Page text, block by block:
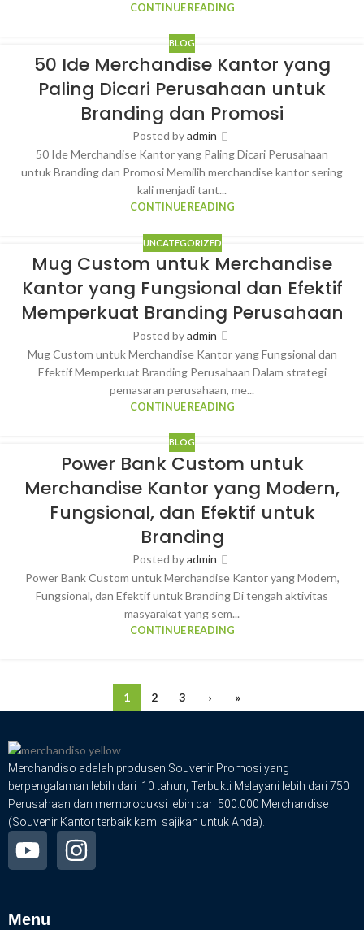
CONTINUE READING
BLOG
50 Ide Merchandise Kantor yang
Paling Dicari Perusahaan untuk
Branding dan Promosi
Posted byadmin
50 Ide Merchandise Kantor yang Paling Dicari Perusahaan
untuk Branding dan Promosi Memilih merchandise kantor sering
kali menjadi tant...
CONTINUE READING
UNCATEGORIZED
Mug Custom untuk Merchandise
Kantor yang Fungsional dan Efektif
Memperkuat Branding Perusahaan
Posted byadmin
Mug Custom untuk Merchandise Kantor yang Fungsional dan
Efektif Memperkuat Branding Perusahaan Dalam strategi
pemasaran perusahaan, me...
CONTINUE READING
BLOG
Power Bank Custom untuk
Merchandise Kantor yang Modern,
Fungsional, dan Efektif untuk
Branding
Posted byadmin
Power Bank Custom untuk Merchandise Kantor yang Modern,
Fungsional, dan Efektif untuk Branding Di tengah aktivitas
masyarakat yang sem...
CONTINUE READING
1 2 3 › »
Merchandiso adalah produsen Souvenir Promosi yang
berpengalaman lebih dari 10 tahun, Terbukti Melayani lebih dari 750
Perusahaan dan memproduksi lebih dari 500.000 Merchandise
(Souvenir Kantor terbaik kami sajikan untuk Anda).
Menu